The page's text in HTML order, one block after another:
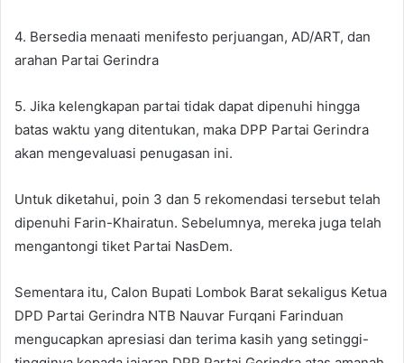
4. Bersedia menaati menifesto perjuangan, AD/ART, dan
arahan Partai Gerindra
5. Jika kelengkapan partai tidak dapat dipenuhi hingga
batas waktu yang ditentukan, maka DPP Partai Gerindra
akan mengevaluasi penugasan ini.
Untuk diketahui, poin 3 dan 5 rekomendasi tersebut telah
dipenuhi Farin-Khairatun. Sebelumnya, mereka juga telah
mengantongi tiket Partai NasDem.
Sementara itu, Calon Bupati Lombok Barat sekaligus Ketua
DPD Partai Gerindra NTB Nauvar Furqani Farinduan
mengucapkan apresiasi dan terima kasih yang setinggi-